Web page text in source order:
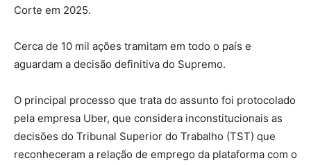
Corte em 2025.
Cerca de 10 mil ações tramitam em todo o país e
aguardam a decisão definitiva do Supremo.
O principal processo que trata do assunto foi protocolado
pela empresa Uber, que considera inconstitucionais as
decisões do Tribunal Superior do Trabalho (TST) que
reconheceram a relação de emprego da plataforma com o